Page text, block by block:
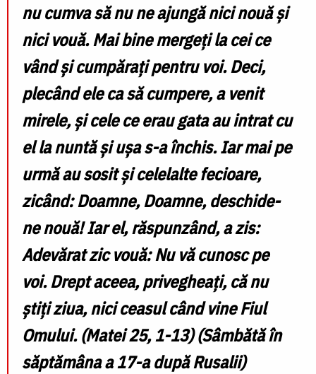
nu cumva să nu ne ajungă nici nouă și
nici vouă. Mai bine mergeți la cei ce
vând și cumpărați pentru voi. Deci,
plecând ele ca să cumpere, a venit
mirele, și cele ce erau gata au intrat cu
el la nuntă și ușa s-a închis. Iar mai pe
urmă au sosit și celelalte fecioare,
zicând: Doamne, Doamne, deschide-
ne nouă! Iar el, răspunzând, a zis:
Adevărat zic vouă: Nu vă cunosc pe
voi. Drept aceea, privegheați, că nu
știți ziua, nici ceasul când vine Fiul
Omului. (Matei 25, 1-13) (Sâmbătă în
săptămâna a 17-a după Rusalii)